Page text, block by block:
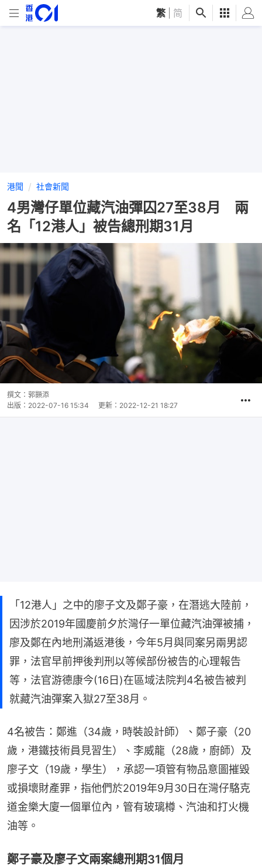
繁 简
港聞 社會新聞
4男灣仔單位藏汽油彈囚27至38月 兩
名「12港人」被告總刑期31月
撰文： 郭顥添
出版： 2022-07-16 15:34 更新： 2022-12-21 18:27
「12港人」之中的廖子文及鄭子豪，在潛逃大陸前，
因涉於2019年國慶前夕於灣仔一單位藏汽油彈被捕，
廖及鄭在內地刑滿返港後，今年5月與同案另兩男認
罪，法官早前押後判刑以等候部份被告的心理報告
等，法官游德康今(16日)在區域法院判4名被告被判
就藏汽油彈案入獄27至38月。
4名被告：鄭進（34歲，時裝設計師）、鄭子豪（20
歲，港鐵技術員見習生）、李威龍（28歲，廚師）及
廖子文（19歲，學生），承認一項管有物品意圖摧毀
或損壞財產罪，指他們於2019年9月30日在灣仔駱克
道金樂大廈一個單位內，管有玻璃樽、汽油和打火機
油等。
鄭子豪及廖子文兩案總刑期31個月